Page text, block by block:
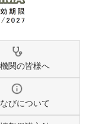
関の皆様へ
びについて